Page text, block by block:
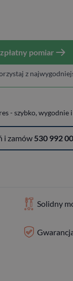
pomiar
z
- szybko, wygodnie
i zamów 530 992
Solidny